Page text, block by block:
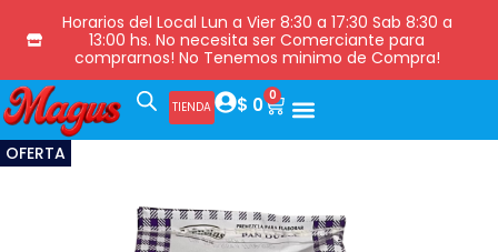
Horarios del Local Lun a Vier 8:30 a 17:30 Sab 8:30 a
13:00 hs. No necesita ser Comerciante para
comprarnos! No Tenemos minimo de Compra!
TIENDA $ 0 0
OFERTA